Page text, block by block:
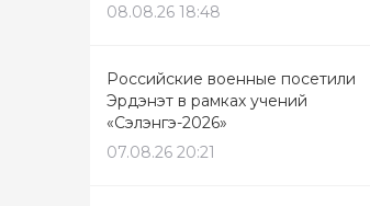
08.08.26 18:48
Российские военные посетили
Эрдэнэт в рамках учений
«Сэлэнгэ-2026»
07.08.26 20:21